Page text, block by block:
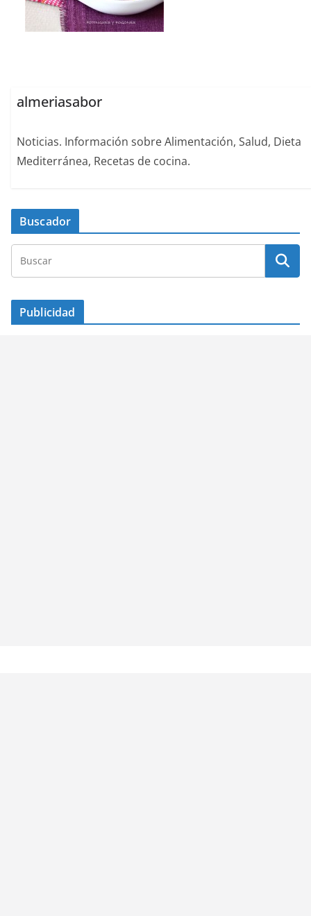
almeriasabor
Noticias. Información sobre Alimentación, Salud, Dieta
Mediterránea, Recetas de cocina.
Buscador
Publicidad